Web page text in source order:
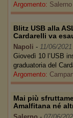
Argomento: Salerno
Blitz USB alla
Cardarelli va
Napoli - 11/06/2021
Giovedì 10 l’USB
graduatoria del
Argomento:
Mai più
Amalfitana né